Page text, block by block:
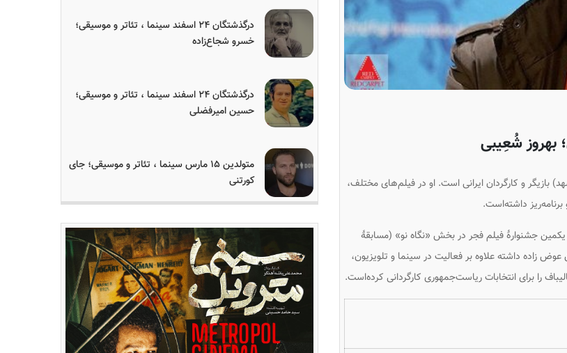
(زادهٔ ٢۵ شهریور ۱۳۵۸ در مشهد) بازیگر و کارگردان ایرانی است. او در فیلم‌های مختلف،
داشته‌است.
جشنوارهٔ فیلم فجر در بخش «نگاه نو» (مسابقهٔ
زاده داشته علاوه بر فعالیت در سینما و تلویزیون،
درگذشتگان ۲۴ اسفند سینما ، تئاتر و موسیقی؛
خسرو شجاع‌زاده
درگذشتگان ۲۴ اسفند سینما ، تئاتر و موسیقی؛
حسین امیرفضلی
متولدین ۱۵ مارس سینما ، تئاتر و موسیقی؛ جای
کورتنی